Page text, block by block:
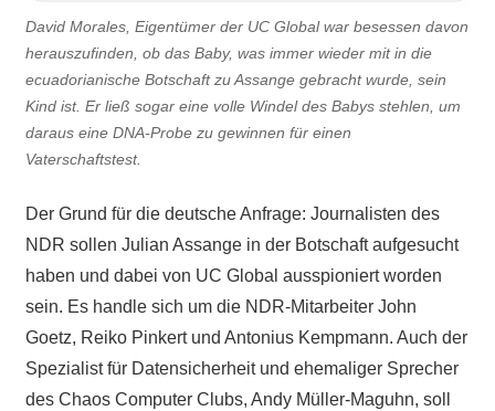
David Morales, Eigentümer der UC Global war besessen davon
herauszufinden, ob das Baby, was immer wieder mit in die
ecuadorianische Botschaft zu Assange gebracht wurde, sein
Kind ist. Er ließ sogar eine volle Windel des Babys stehlen, um
daraus eine DNA-Probe zu gewinnen für einen
Vaterschaftstest.
Der Grund für die deutsche Anfrage: Journalisten des
NDR sollen Julian Assange in der Botschaft aufgesucht
haben und dabei von UC Global ausspioniert worden
sein. Es handle sich um die NDR-Mitarbeiter John
Goetz, Reiko Pinkert und Antonius Kempmann. Auch der
Spezialist für Datensicherheit und ehemaliger Sprecher
des Chaos Computer Clubs, Andy Müller-Maguhn, soll